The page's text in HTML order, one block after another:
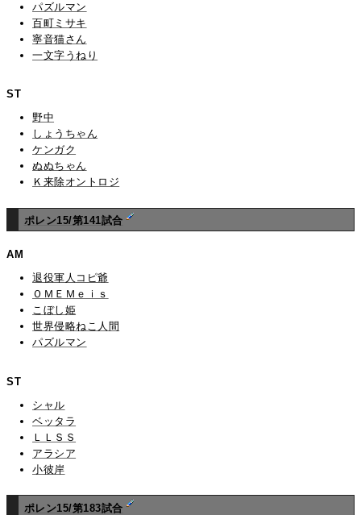
パズルマン
百町ミサキ
寧音猫さん
一文字うねり
ST
野中
しょうちゃん
ケンガク
ぬぬちゃん
Ｋ来除オントロジ
ポレン15/第141試合
AM
退役軍人コピ爺
ＯＭＥＭｅｉｓ
こぼし姫
世界侵略ねこ人間
パズルマン
ST
シャル
ベッタラ
ＬＬＳＳ
アラシア
小彼岸
ポレン15/第183試合